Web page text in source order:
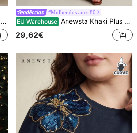
#Mulher dos anos 80
EU Warehouse Anewsta Khaki Plus Size Mulheres Casual Escritório Elegante Moda Calças
29,62€